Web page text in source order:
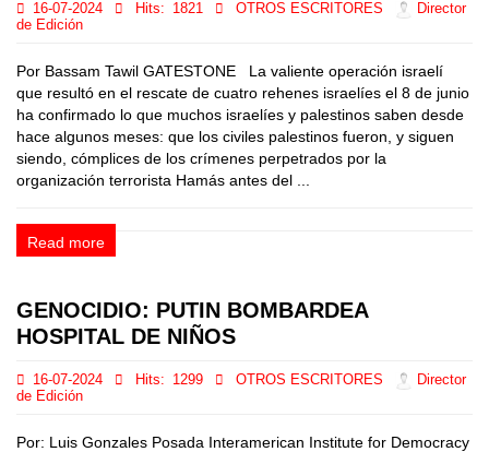
16-07-2024 Hits: 1821 OTROS ESCRITORES
Director
de Edición
Por Bassam Tawil GATESTONE La valiente operación israelí
que resultó en el rescate de cuatro rehenes israelíes el 8 de junio
ha confirmado lo que muchos israelíes y palestinos saben desde
hace algunos meses: que los civiles palestinos fueron, y siguen
siendo, cómplices de los crímenes perpetrados por la
organización terrorista Hamás antes del ...
Read more
GENOCIDIO: PUTIN BOMBARDEA
HOSPITAL DE NIÑOS
16-07-2024 Hits: 1299 OTROS ESCRITORES
Director
de Edición
Por: Luis Gonzales Posada Interamerican Institute for Democracy